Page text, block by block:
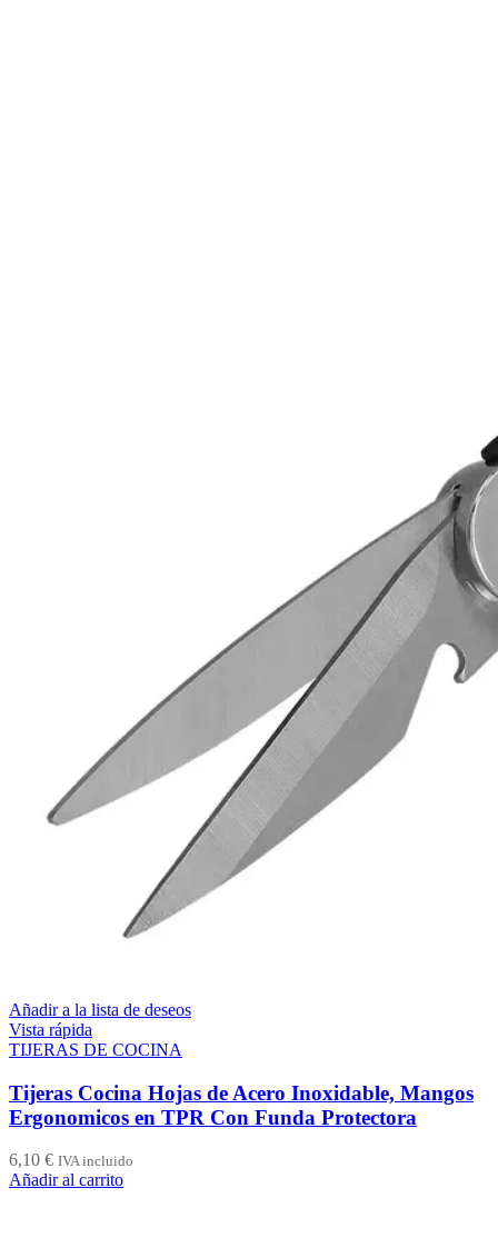
Añadir a la lista de deseos
Vista rápida
TIJERAS DE COCINA
Tijeras Cocina Hojas de Acero Inoxidable, Mangos
Ergonomicos en TPR Con Funda Protectora
6,10 € IVA incluido
Añadir al carrito